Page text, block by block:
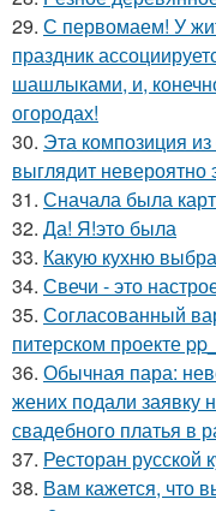
29. С первомаем! У
праздник
шашлыками, и,
огородах!
30. Эта композиция
выглядит невероятно
31. Сначала была
32. Да! Я!это была
33. Какую кухню
34. Свечи - это
35. Согласованный
питерском проекте
36. Обычная пара:
жених подали заявку
свадебного платья в
37. Ресторан русской
38. Вам кажется, что